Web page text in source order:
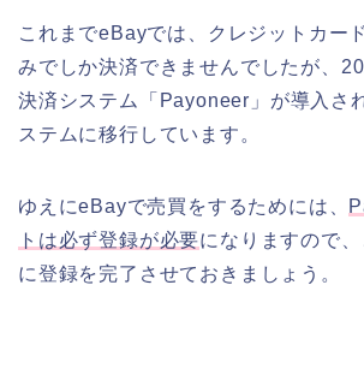
これまでeBayでは、クレジットカー
みでしか決済できませんでしたが、
決済システム「Payoneer」が導入さ
ステムに移行しています。
ゆえにeBayで売買をするためには、
トは必ず登録が必要になりますので
に登録を完了させておきましょう。